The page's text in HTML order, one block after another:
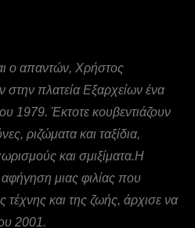
ο απαντών, Xρήστος
πλατεία Eξαρχείων ένα
1979. Έκτοτε κουβεντιάζουν
ριζώματα και ταξίδια,
και σμιξίματα.H
μιας φιλίας που
τέχνης και της ζωής, άρχισε να
2001.